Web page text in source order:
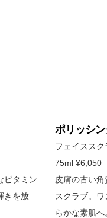
ビタミン
きを放
ポリッシ
フェイスス
75ml ¥6,050
皮膚の古い
スクラブ。
らかな素肌へ